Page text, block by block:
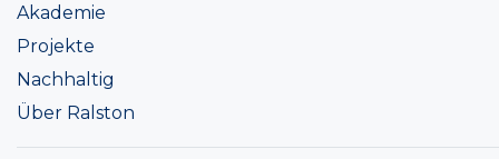
Akademie
Projekte
Nachhaltig
Über Ralston